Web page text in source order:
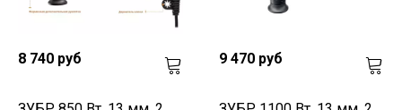
8 740 руб 9 470 руб